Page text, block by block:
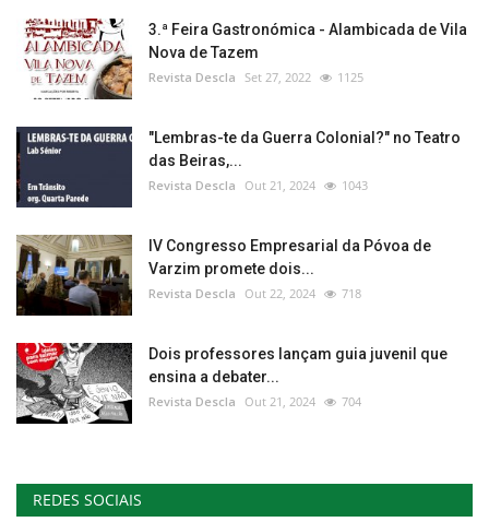
3.ª Feira Gastronómica - Alambicada de Vila
Nova de Tazem
Revista Descla Set 27, 2022 1125
"Lembras-te da Guerra Colonial?" no Teatro
das Beiras,...
Revista Descla Out 21, 2024 1043
IV Congresso Empresarial da Póvoa de
Varzim promete dois...
Revista Descla Out 22, 2024 718
Dois professores lançam guia juvenil que
ensina a debater...
Revista Descla Out 21, 2024 704
REDES SOCIAIS